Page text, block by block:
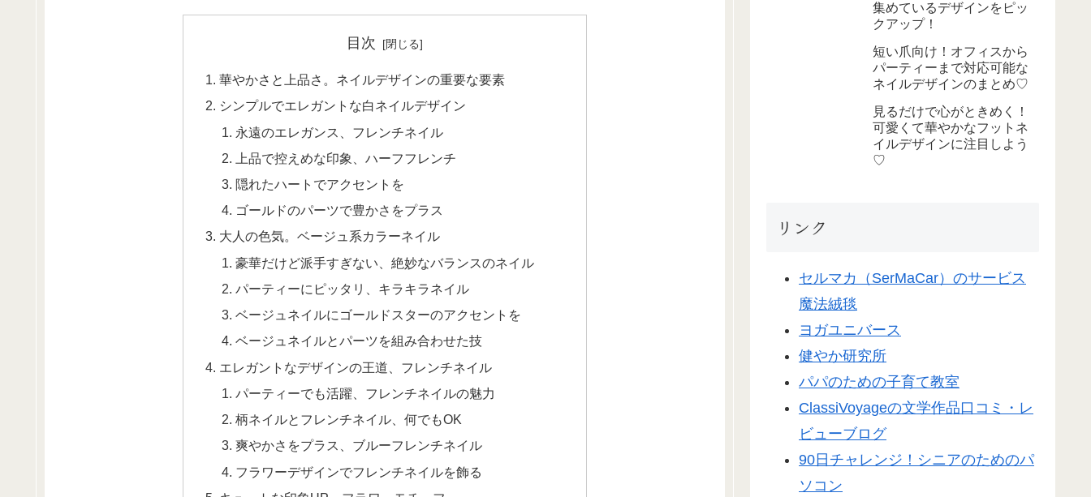
目次
華やかさと上品さ。ネイルデザインの重要な要素
シンプルでエレガントな白ネイルデザイン
永遠のエレガンス、フレンチネイル
上品で控えめな印象、ハーフフレンチ
隠れたハートでアクセントを
ゴールドのパーツで豊かさをプラス
大人の色気。ベージュ系カラーネイル
豪華だけど派手すぎない、絶妙なバランスのネイル
パーティーにピッタリ、キラキラネイル
ベージュネイルにゴールドスターのアクセントを
ベージュネイルとパーツを組み合わせた技
エレガントなデザインの王道、フレンチネイル
パーティーでも活躍、フレンチネイルの魅力
柄ネイルとフレンチネイル、何でもOK
爽やかさをプラス、ブルーフレンチネイル
フラワーデザインでフレンチネイルを飾る
集めているデザインをピッ
クアップ！
短い爪向け！オフィスから
パーティーまで対応可能な
ネイルデザインのまとめ♡
見るだけで心がときめく！
可愛くて華やかなフットネ
イルデザインに注目しよう
♡
リンク
セルマカ（SerMaCar）のサービス
魔法絨毯
ヨガユニバース
健やか研究所
パパのための子育て教室
ClassiVoyageの文学作品口コミ・レ
ビューブログ
90日チャレンジ！シニアのためのパ
ソコン